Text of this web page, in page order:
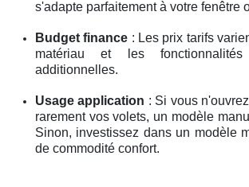
s'adapte parfaitement à votre fenêtre
Budget finance : Les prix tarifs
matériau et les fonctionnalités
additionnelles.
Usage application : Si vous
rarement vos volets, un modèle
Sinon, investissez dans un modèle
de commodité confort.